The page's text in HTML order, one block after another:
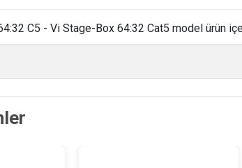
C5 - Vi Stage-Box 64:32 Cat5 model ürün